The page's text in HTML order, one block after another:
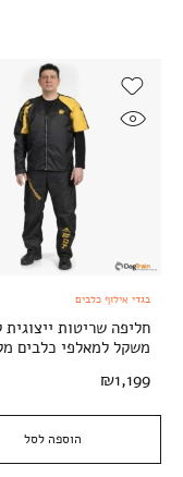
הוספה לסל
בגדי אילוף כלבים
חליפה שריטות
משקל למאלפי כלבים
₪1,199